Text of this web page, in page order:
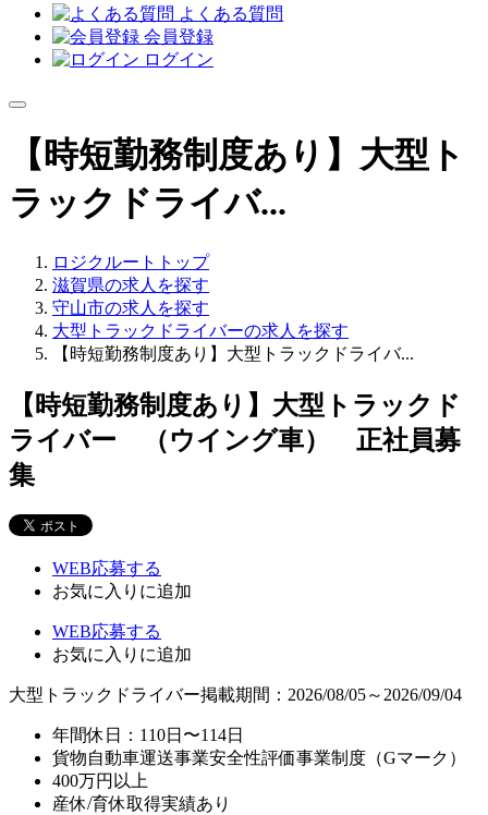
よくある質問
会員登録
ログイン
【時短勤務制度あり】大型ト
ラックドライバ...
ロジクルートトップ
滋賀県の求人を探す
守山市の求人を探す
大型トラックドライバーの求人を探す
【時短勤務制度あり】大型トラックドライバ...
【時短勤務制度あり】大型トラックド
ライバー （ウイング車） 正社員募
集
WEB応募する
お気に入り に追加
WEB応募する
お気に入り に追加
大型トラックドライバー掲載期間：2026/08/05～2026/09/04
年間休日：110日〜114日
貨物自動車運送事業安全性評価事業制度（Gマーク）
400万円以上
産休/育休取得実績あり